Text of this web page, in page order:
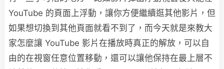
YouTube 的頁面上浮動，讓你方便繼續逛其他影片，但
如果想切換到其他頁面就看不到了，而今天就是來教大
家怎麼讓 YouTube 影片在播放時真正的解放，可以自
由的在視窗任意位置移動，還可以讓他保持在最上層不